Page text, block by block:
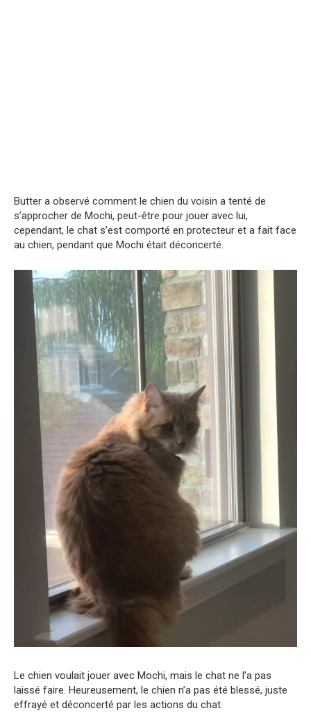
Butter a observé comment le chien du voisin a tenté de
s’approcher de Mochi, peut-être pour jouer avec lui,
cependant, le chat s’est comporté en protecteur et a fait face
au chien, pendant que Mochi était déconcerté.
Le chien voulait jouer avec Mochi, mais le chat ne l’a pas
laissé faire. Heureusement, le chien n’a pas été blessé, juste
effrayé et déconcerté par les actions du chat.